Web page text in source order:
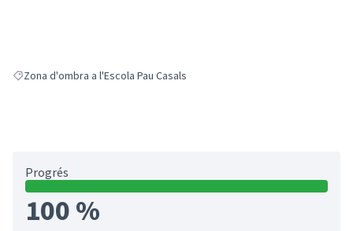
Resultats en filtrar per: Zona d'ombra a l'Escola Pau Casals
Zona d'ombra a l'Escola Pau Casals
Progrés
100 %